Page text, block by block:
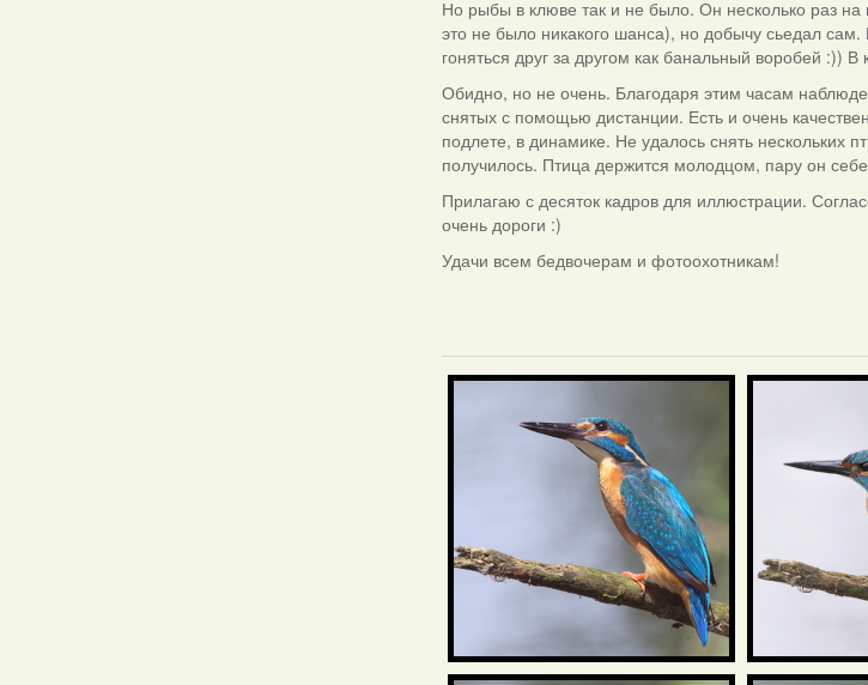
Но рыбы в клюве так и не было. Он несколько раз
это не было никакого шанса), но добычу сьедал
гоняться друг за другом как банальный воробей :))
Обидно, но не очень. Благодаря этим часам
снятых с помощью дистанции. Есть и очень
подлете, в динамике. Не удалось снять нескольких
получилось. Птица держится молодцом, пару он
Прилагаю с десяток кадров для иллюстрации.
очень дороги :)
Удачи всем бедвочерам и фотоохотникам!
Фотаздымкі